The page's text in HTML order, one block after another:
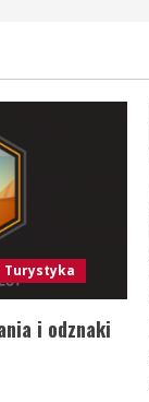
Turystyka
i odznaki